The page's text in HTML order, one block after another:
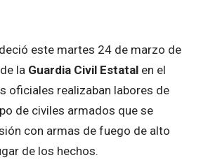
este martes 24 de marzo de
la Guardia Civil Estatal en el
oficiales realizaban labores de
de civiles armados que se
con armas de fuego de alto
de los hechos.